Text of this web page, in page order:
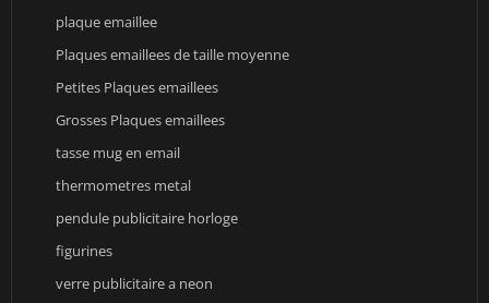
plaque emaillee
Plaques emaillees de taille moyenne
Petites Plaques emaillees
Grosses Plaques emaillees
tasse mug en email
thermometres metal
pendule publicitaire horloge
figurines
verre publicitaire a neon